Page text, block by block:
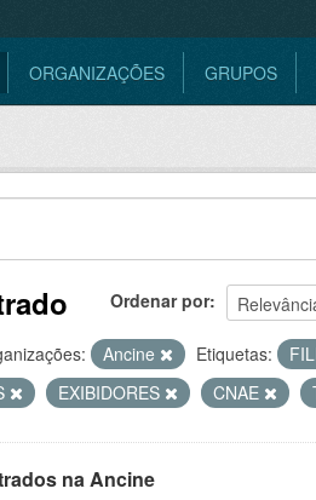
ORGANIZAÇÕES GRUPOS
Ordenar por
Ancine Etiquetas:
EXIBIDORES CNAE
na Ancine